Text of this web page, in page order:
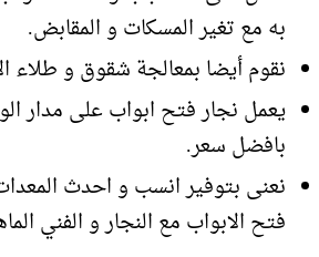
به مع تغير المسكات و المقابض.
نقوم أيضا بمعالجة شقوق و طلاء
يعمل نجار فتح ابواب على مدار
بافضل سعر.
نعنى بتوفير انسب و احدث
فتح الابواب مع النجار و الفني